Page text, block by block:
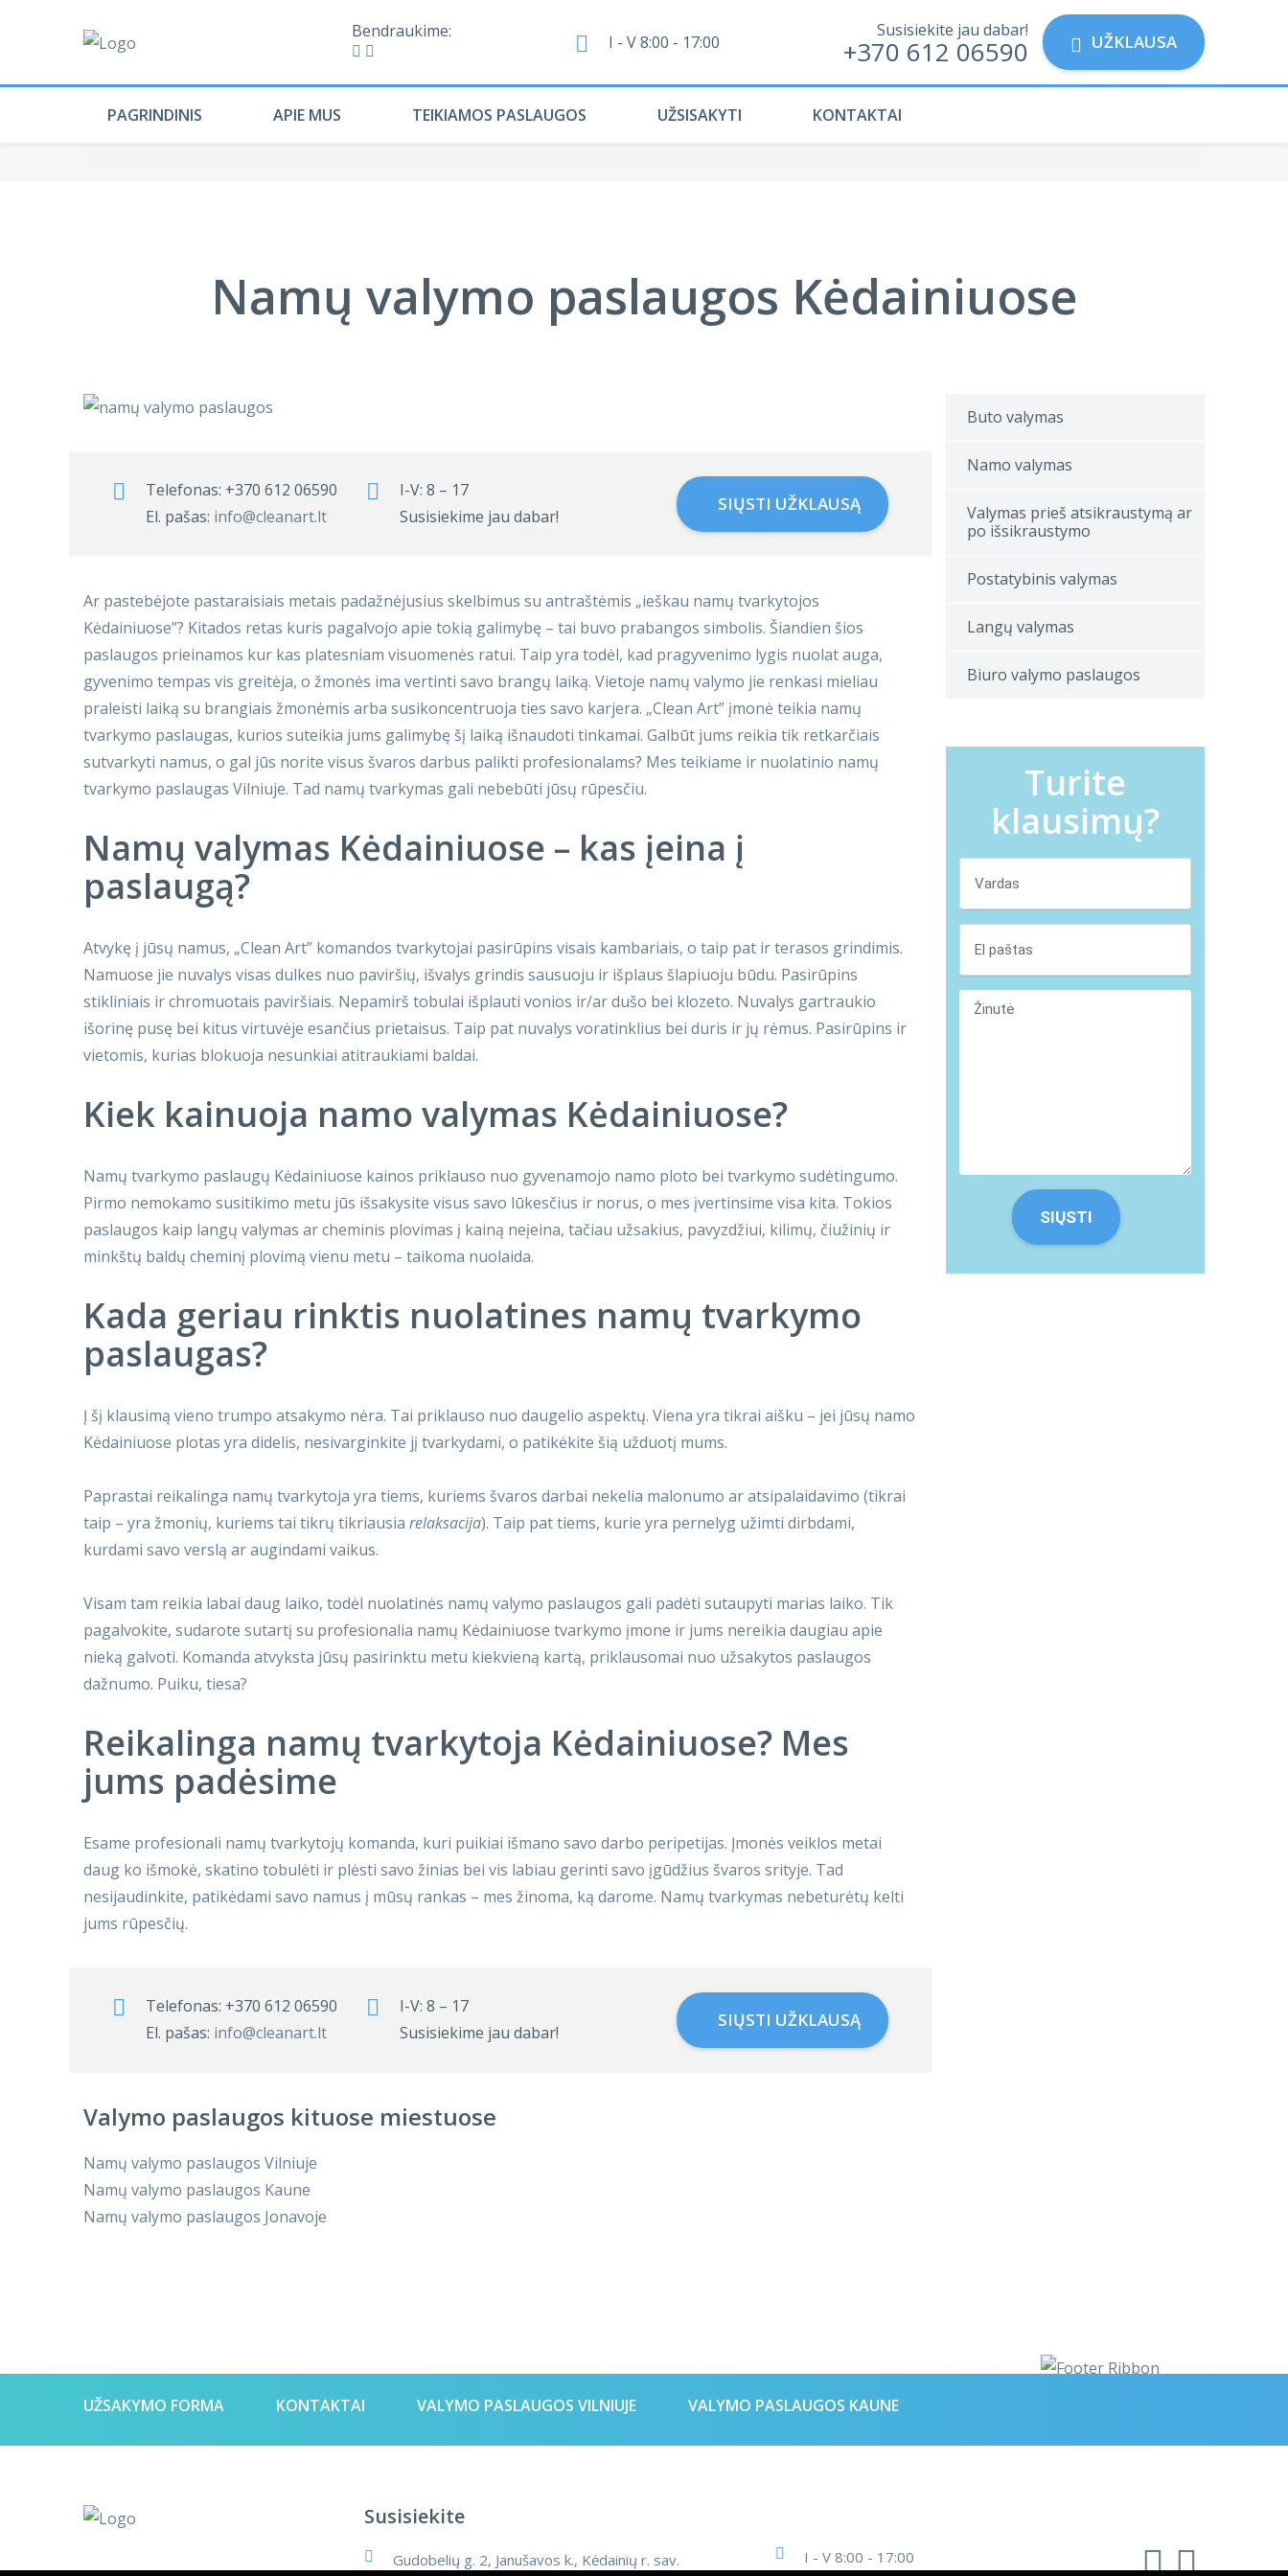
Bendraukime:
I - V 8:00 - 17:00
Susisiekite jau dabar!
+370 612 06590 UŽKLAUSA
PAGRINDINIS APIE MUS TEIKIAMOS PASLAUGOS UŽSISAKYTI KONTAKTAI
Namų valymo paslaugos Kėdainiuose
Telefonas: +370 612 06590
El. pašas: info@cleanart.lt
I-V: 8 – 17
Susisiekime jau dabar!
SIŲSTI UŽKLAUSĄ
Ar pastebėjote pastaraisiais metais padažnėjusius skelbimus su antraštėmis „ieškau namų tvarkytojos
Kėdainiuose”? Kitados retas kuris pagalvojo apie tokią galimybę – tai buvo prabangos simbolis. Šiandien šios
paslaugos prieinamos kur kas platesniam visuomenės ratui. Taip yra todėl, kad pragyvenimo lygis nuolat auga,
gyvenimo tempas vis greitėja, o žmonės ima vertinti savo brangų laiką. Vietoje namų valymo jie renkasi mieliau
praleisti laiką su brangiais žmonėmis arba susikoncentruoja ties savo karjera. „Clean Art” įmonė teikia namų
tvarkymo paslaugas, kurios suteikia jums galimybę šį laiką išnaudoti tinkamai. Galbūt jums reikia tik retkarčiais
sutvarkyti namus, o gal jūs norite visus švaros darbus palikti profesionalams? Mes teikiame ir nuolatinio namų
tvarkymo paslaugas Vilniuje. Tad namų tvarkymas gali nebebūti jūsų rūpesčiu.
Namų valymas Kėdainiuose – kas įeina į
paslaugą?
Atvykę į jūsų namus, „Clean Art” komandos tvarkytojai pasirūpins visais kambariais, o taip pat ir terasos grindimis.
Namuose jie nuvalys visas dulkes nuo paviršių, išvalys grindis sausuoju ir išplaus šlapiuoju būdu. Pasirūpins
stikliniais ir chromuotais paviršiais. Nepamirš tobulai išplauti vonios ir/ar dušo bei klozeto. Nuvalys gartraukio
išorinę pusę bei kitus virtuvėje esančius prietaisus. Taip pat nuvalys voratinklius bei duris ir jų rėmus. Pasirūpins ir
vietomis, kurias blokuoja nesunkiai atitraukiami baldai.
Kiek kainuoja namo valymas Kėdainiuose?
Namų tvarkymo paslaugų Kėdainiuose kainos priklauso nuo gyvenamojo namo ploto bei tvarkymo sudėtingumo.
Pirmo nemokamo susitikimo metu jūs išsakysite visus savo lūkesčius ir norus, o mes įvertinsime visa kita. Tokios
paslaugos kaip langų valymas ar cheminis plovimas į kainą neįeina, tačiau užsakius, pavyzdžiui, kilimų, čiužinių ir
minkštų baldų cheminį plovimą vienu metu – taikoma nuolaida.
Kada geriau rinktis nuolatines namų tvarkymo
paslaugas?
Į šį klausimą vieno trumpo atsakymo nėra. Tai priklauso nuo daugelio aspektų. Viena yra tikrai aišku – jei jūsų namo
Kėdainiuose plotas yra didelis, nesivarginkite jį tvarkydami, o patikėkite šią užduotį mums.
Paprastai reikalinga namų tvarkytoja yra tiems, kuriems švaros darbai nekelia malonumo ar atsipalaidavimo (tikrai
taip – yra žmonių, kuriems tai tikrų tikriausia relaksacija). Taip pat tiems, kurie yra pernelyg užimti dirbdami,
kurdami savo verslą ar augindami vaikus.
Visam tam reikia labai daug laiko, todėl nuolatinės namų valymo paslaugos gali padėti sutaupyti marias laiko. Tik
pagalvokite, sudarote sutartį su profesionalia namų Kėdainiuose tvarkymo įmone ir jums nereikia daugiau apie
nieką galvoti. Komanda atvyksta jūsų pasirinktu metu kiekvieną kartą, priklausomai nuo užsakytos paslaugos
dažnumo. Puiku, tiesa?
Reikalinga namų tvarkytoja Kėdainiuose? Mes
jums padėsime
Esame profesionali namų tvarkytojų komanda, kuri puikiai išmano savo darbo peripetijas. Įmonės veiklos metai
daug ko išmokė, skatino tobulėti ir plėsti savo žinias bei vis labiau gerinti savo įgūdžius švaros srityje. Tad
nesijaudinkite, patikėdami savo namus į mūsų rankas – mes žinoma, ką darome. Namų tvarkymas nebeturėtų kelti
jums rūpesčių.
Telefonas: +370 612 06590
El. pašas: info@cleanart.lt
I-V: 8 – 17
Susisiekime jau dabar!
SIŲSTI UŽKLAUSĄ
Valymo paslaugos kituose miestuose
Namų valymo paslaugos Vilniuje
Namų valymo paslaugos Kaune
Namų valymo paslaugos Jonavoje
Buto valymas
Namo valymas
Valymas prieš atsikraustymą ar
po išsikraustymo
Postatybinis valymas
Langų valymas
Biuro valymo paslaugos
Turite
klausimų?
UŽSAKYMO FORMA KONTAKTAI VALYMO PASLAUGOS VILNIUJE VALYMO PASLAUGOS KAUNE
Susisiekite
Gudobelių g. 2, Janušavos k., Kėdainių r. sav. I - V 8:00 - 17:00